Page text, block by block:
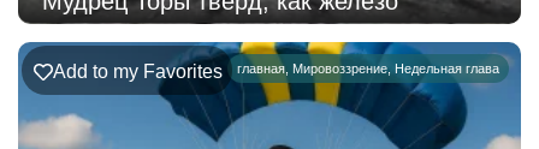
главная, Мировоззрение, Недельная глава
Add to my Favorites